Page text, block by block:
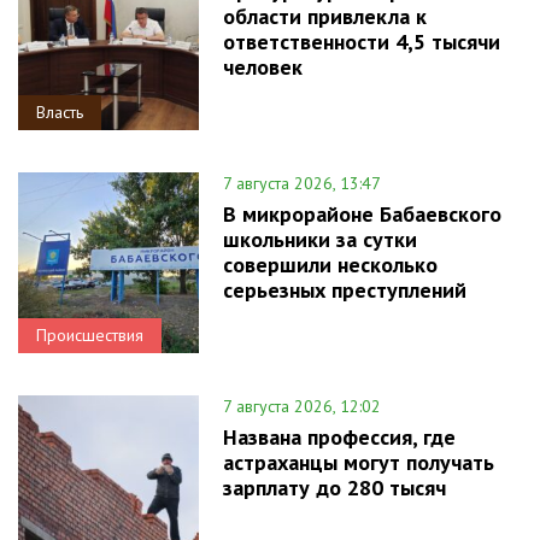
Власть
области привлекла к
ответственности 4,5 тысячи
человек
Происшествия
7 августа 2026, 13:47
В микрорайоне Бабаевского
школьники за сутки
совершили несколько
серьезных преступлений
7 августа 2026, 12:02
Названа профессия, где
астраханцы могут получать
зарплату до 280 тысяч